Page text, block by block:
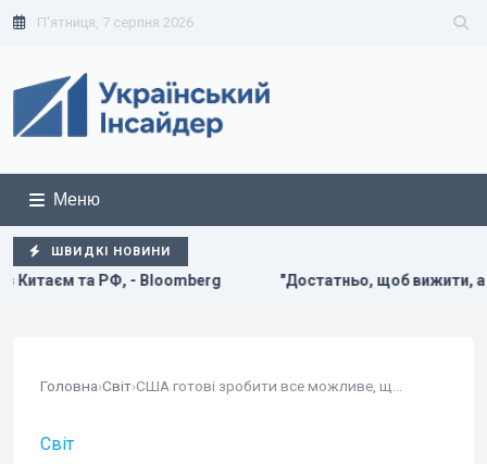
П'ятниця, 7 серпня 2026
Меню
ШВИДКІ НОВИНИ
"Достатньо, щоб вижити, а не перемогти":
Головна›Світ›
Світ